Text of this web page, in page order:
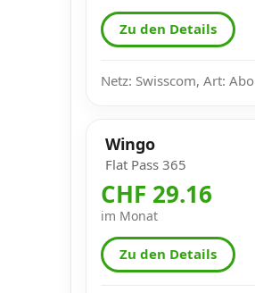
Zu den Details
Netz: Swisscom, Art: Abo
Wingo
Flat Pass 365
CHF 29.16
im Monat
Zu den Details